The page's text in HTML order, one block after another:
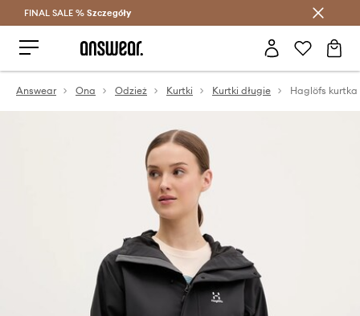
Oszczędzaj z Answear Club >
FINAL SALE % Szczegóły
Answear Ona Odzież Kurtki Kurtki długie Haglöfs